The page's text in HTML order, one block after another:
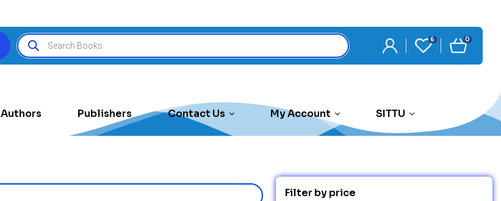
6 0
Authors Publishers Contact Us My Account SITTU
Filter by price